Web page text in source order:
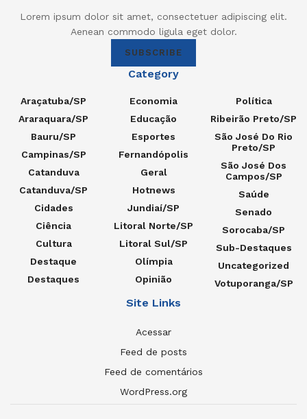
Lorem ipsum dolor sit amet, consectetuer adipiscing elit.
Aenean commodo ligula eget dolor.
SUBSCRIBE
Category
Araçatuba/SP
Araraquara/SP
Bauru/SP
Campinas/SP
Catanduva
Catanduva/SP
Cidades
Ciência
Cultura
Destaque
Destaques
Economia
Educação
Esportes
Fernandópolis
Geral
Hotnews
Jundiaí/SP
Litoral Norte/SP
Litoral Sul/SP
Olímpia
Opinião
Política
Ribeirão Preto/SP
São José Do Rio
Preto/SP
São José Dos
Campos/SP
Saúde
Senado
Sorocaba/SP
Sub-Destaques
Uncategorized
Votuporanga/SP
Site Links
Acessar
Feed de posts
Feed de comentários
WordPress.org